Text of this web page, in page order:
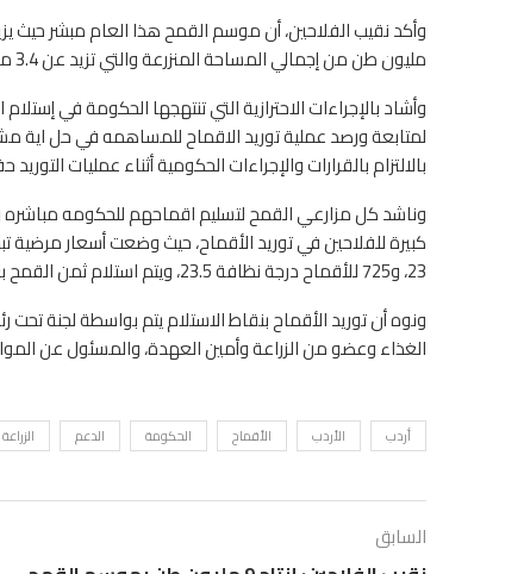
مليون طن من إجمالي المساحة المنزرعة والتي تزيد عن 3.4 مليون فدان هذا العام.
وأشاد بالإجراءات الاحترازية التي تنتهجها الحكومة في
لمتابعة ورصد عملية توريد الاقماح للمساهمه في حل اية
بالالتزام بالقرارات والإجراءات الحكومية أثناء عمليات
وناشد كل مزارعي القمح لتسليم اقماحهم للحكومه
23، و725 للأقماح درجة نظافة 23.5، ويتم استلام ثمن القمح بعد 72 ساعة فقط من التوريد.
ونوه أن توريد الأقماح بنقاط الاستلام يتم بواسطة لجنة
الغذاء وعضو من الزراعة وأمين العهدة، والمسئول عن
أردب الأردب الأقماح الحكومة الدعم الزراعة
السابق